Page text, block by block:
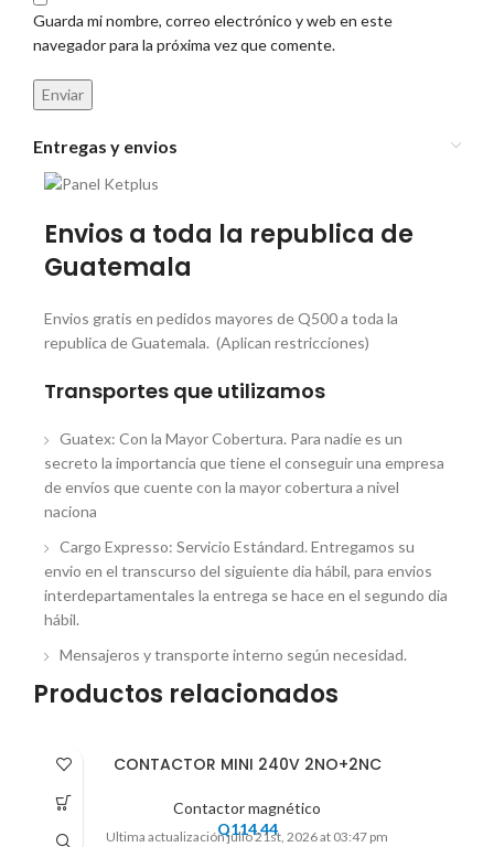
Guarda mi nombre, correo electrónico y web en este
navegador para la próxima vez que comente.
Entregas y envios
Envios a toda la republica de
Guatemala
Envios gratis en pedidos mayores de Q500 a toda la
republica de Guatemala. (Aplican restricciones)
Transportes que utilizamos
Guatex: Con la Mayor Cobertura. Para nadie es un
secreto la importancia que tiene el conseguir una empresa
de envíos que cuente con la mayor cobertura a nivel
naciona
Cargo Expresso: Servicio Estándard. Entregamos su
envio en el transcurso del siguiente dia hábil, para envios
interdepartamentales la entrega se hace en el segundo dia
hábil.
Mensajeros y transporte interno según necesidad.
Productos relacionados
CONTACTOR MINI 240V 2NO+2NC
Contactor magnético
Q114.44
Ultima actualización julio 21st, 2026 at 03:47 pm